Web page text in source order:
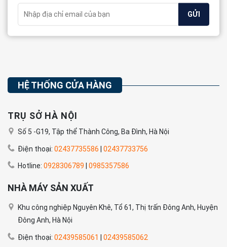
HỆ THỐNG CỬA HÀNG
TRỤ SỞ HÀ NỘI
Số 5 -G19, Tập thể Thành Công, Ba Đình, Hà Nội
Điện thoại: 02437735586 02437733756
Hotline: 0928306789 0985357586
NHÀ MÁY SẢN XUẤT
Khu công nghiệp Nguyên Khê, Tổ 61, Thị trấn Đông Anh, Huyện
Đông Anh, Hà Nội
Điện thoại: 02439585061 | 02439585062